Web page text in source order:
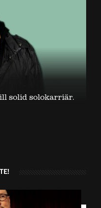
solid solokarriär.